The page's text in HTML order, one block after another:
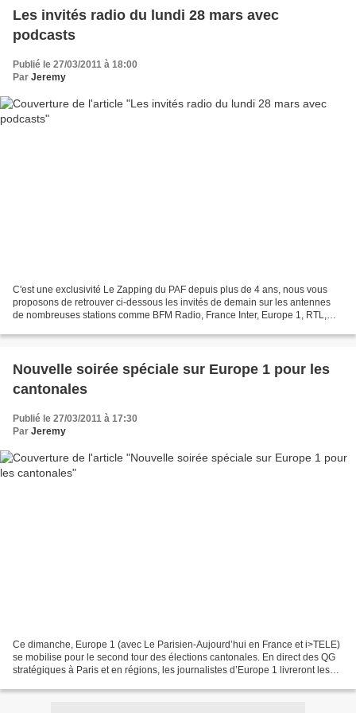
Les invités radio du lundi 28 mars avec
podcasts
Publié le 27/03/2011 à 18:00
Par Jeremy
C'est une exclusivité Le Zapping du PAF depuis plus de 4 ans, nous vous
proposons de retrouver ci-dessous les invités de demain sur les antennes
de nombreuses stations comme BFM Radio, France Inter, Europe 1, RTL,
Nouvelle soirée spéciale sur Europe 1 pour les
cantonales
Publié le 27/03/2011 à 17:30
Par Jeremy
Ce dimanche, Europe 1 (avec Le Parisien-Aujourd’hui en France et i>TELE)
se mobilise pour le second tour des élections cantonales. En direct des QG
stratégiques à Paris et en régions, les journalistes d’Europe 1 livreront les